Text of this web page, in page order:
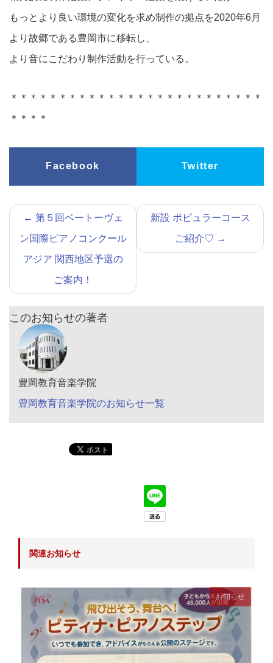
もっとより良い環境の変化を求め制作の拠点を2020年6月
より故郷である豊岡市に移転し、
より音にこだわり制作活動を行っている。
＊＊＊＊＊＊＊＊＊＊＊＊＊＊＊＊＊＊＊＊＊＊＊＊＊＊
＊＊＊＊
Facebook Twitter
← 第５回ベートーヴェ
ン国際ピアノコンクール
アジア 関西地区予選の
ご案内！
新設 ポピュラーコース
ご紹介♡ →
このお知らせの著者
豊岡教育音楽学院
豊岡教育音楽学院のお知らせ一覧
関連お知らせ
お知らせ